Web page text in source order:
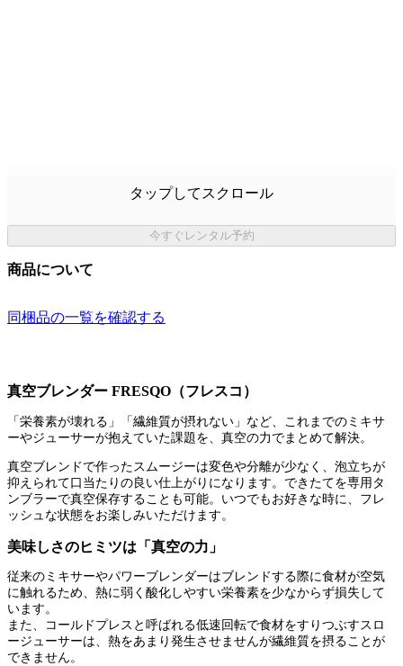
タップしてスクロール
今すぐレンタル予約
商品について
同梱品の一覧を確認する
真空ブレンダー FRESQO（フレスコ）
「栄養素が壊れる」「繊維質が摂れない」など、これまでのミキサ
ーやジューサーが抱えていた課題を、真空の力でまとめて解決。
真空ブレンドで作ったスムージーは変色や分離が少なく、泡立ちが
抑えられて口当たりの良い仕上がりになります。できたてを専用タ
ンブラーで真空保存することも可能。いつでもお好きな時に、フレ
ッシュな状態をお楽しみいただけます。
美味しさのヒミツは「真空の力」
従来のミキサーやパワーブレンダーはブレンドする際に食材が空気
に触れるため、熱に弱く酸化しやすい栄養素を少なからず損失して
います。
また、コールドプレスと呼ばれる低速回転で食材をすりつぶすスロ
ージューサーは、熱をあまり発生させませんが繊維質を摂ることが
できません。